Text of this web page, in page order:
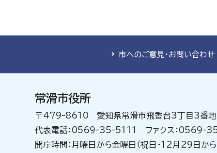
市へのご意見・お問い合わせ
常滑市役所
〒479-8610 愛知県常滑市飛香台3丁目3番
代表電話：0569-35-5111 ファクス：0569-
開庁時間：月曜日から金曜日（祝日・12月29日